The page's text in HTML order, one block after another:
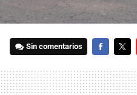
Sin comentarios